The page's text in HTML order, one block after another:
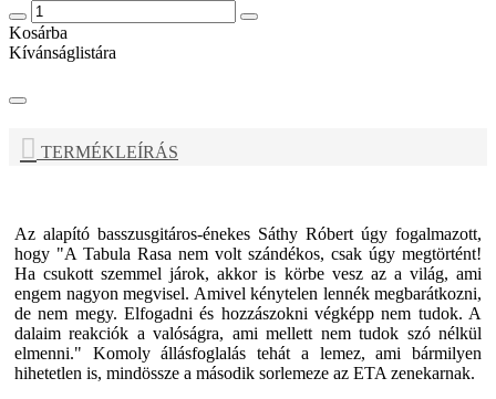
Kosárba
Kívánságlistára
TERMÉKLEÍRÁS
Az alapító basszusgitáros-énekes Sáthy Róbert úgy fogalmazott,
hogy "A Tabula Rasa nem volt szándékos, csak úgy megtörtént!
Ha csukott szemmel járok, akkor is körbe vesz az a világ, ami
engem nagyon megvisel. Amivel kénytelen lennék megbarátkozni,
de nem megy. Elfogadni és hozzászokni végképp nem tudok. A
dalaim reakciók a valóságra, ami mellett nem tudok szó nélkül
elmenni." Komoly állásfoglalás tehát a lemez, ami bármilyen
hihetetlen is, mindössze a második sorlemeze az ETA zenekarnak.